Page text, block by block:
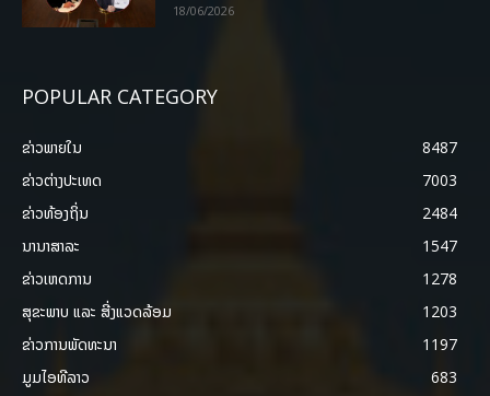
18/06/2026
POPULAR CATEGORY
ຂ່າວພາຍ​ໃນ
8487
ຂ່າວຕ່າງປະເທດ
7003
ຂ່າວທ້ອງຖິ່ນ
2484
ນານາສາລະ
1547
ຂ່າວເຫດການ
1278
ສຸຂະພາບ ແລະ ສີ່ງແວດລ້ອມ
1203
ຂ່າວການພັດທະນາ
1197
ມູມໄອທີລາວ
683